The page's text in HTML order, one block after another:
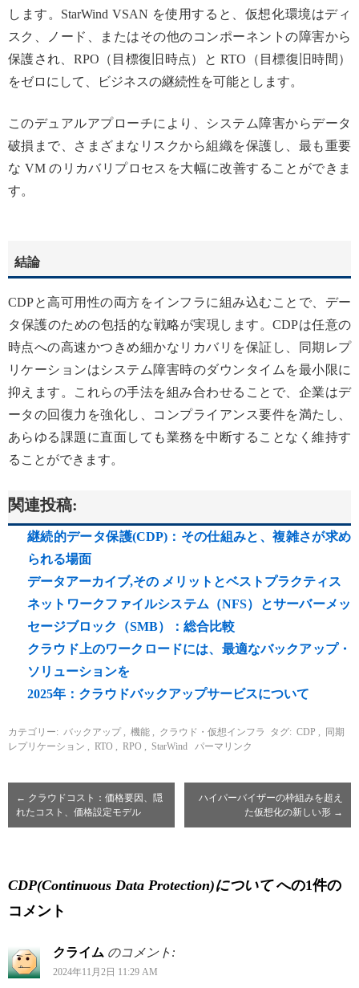
します。StarWind VSAN を使用すると、仮想化環境はディ
スク、ノード、またはその他のコンポーネントの障害から
保護され、RPO（目標復旧時点）と RTO（目標復旧時間）
をゼロにして、ビジネスの継続性を可能とします。
このデュアルアプローチにより、システム障害からデータ
破損まで、さまざまなリスクから組織を保護し、最も重要
な VM のリカバリプロセスを大幅に改善することができま
す。
結論
CDPと高可用性の両方をインフラに組み込むことで、デー
タ保護のための包括的な戦略が実現します。CDPは任意の
時点への高速かつきめ細かなリカバリを保証し、同期レプ
リケーションはシステム障害時のダウンタイムを最小限に
抑えます。これらの手法を組み合わせることで、企業はデ
ータの回復力を強化し、コンプライアンス要件を満たし、
あらゆる課題に直面しても業務を中断することなく維持す
ることができます。
関連投稿:
継続的データ保護(CDP)：その仕組みと、複雑さが求め
られる場面
データアーカイブ,その メリットとベストプラクティス
ネットワークファイルシステム（NFS）とサーバーメッ
セージブロック（SMB）：総合比較
クラウド上のワークロードには、最適なバックアップ・
ソリューションを
2025年：クラウドバックアップサービスについて
カテゴリー: バックアップ , 機能 , クラウド・仮想インフラ タグ: CDP ,
同期
レプリケーション , RTO , RPO , StarWind パーマリンク
← クラウドコスト：価格要因、隠
れたコスト、価格設定モデル
ハイパーバイザーの枠組みを超え
た仮想化の新しい形 →
CDP(Continuous Data Protection)についてへの1件の
コメント
クライム のコメント:
2024年11月2日 11:29 AM